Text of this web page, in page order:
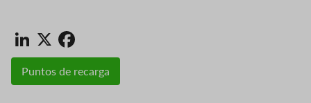
LinkedIn
X
Puntos de recarga